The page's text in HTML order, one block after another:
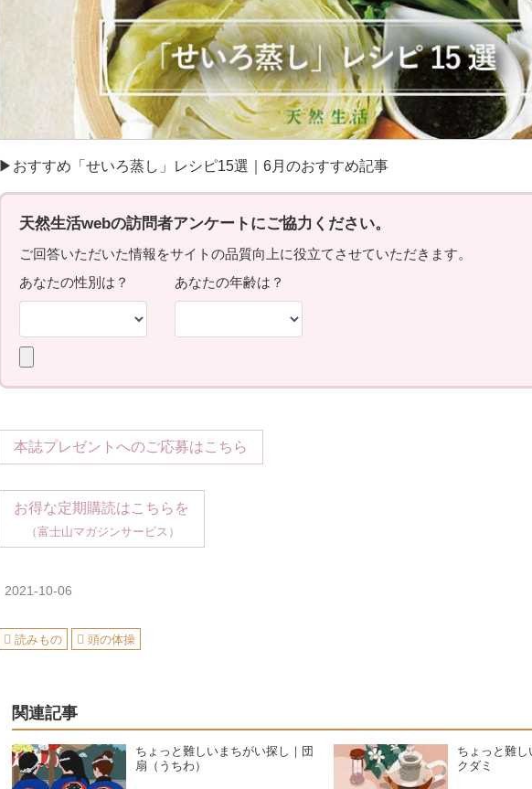
▶おすすめ「せいろ蒸し」レシピ15選｜6月のおすすめ記事
本誌プレゼントへのご応募はこちら
お得な定期購読はこちらを
（富士山マガジンサービス）
2021-10-06
読みもの 頭の体操
関連記事
ちょっと難しいまちがい探し｜団
扇（うちわ）
ちょっと難
クダミ